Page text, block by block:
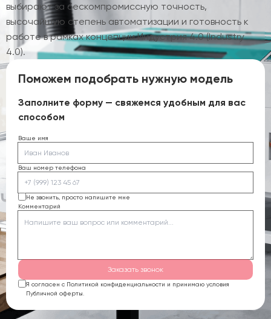
выбирают за бескомпромиссную точность,
высочайшую степень автоматизации и готовность к
работе в рамках концепции Индустрия 4.0 (Industry
4.0).
Поможем подобрать нужную модель
Заполните форму — свяжемся удобным для вас
способом
Ваше имя
Ваш номер телефона
Не звонить, просто напишите мне
Комментарий
Заказать звонок
Я согласен с Политикой конфиденциальности и принимаю условия
Публичной оферты.